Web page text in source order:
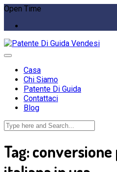
Open Time
Casa
Chi Siamo
Patente Di Guida
Contattaci
Blog
Tag: